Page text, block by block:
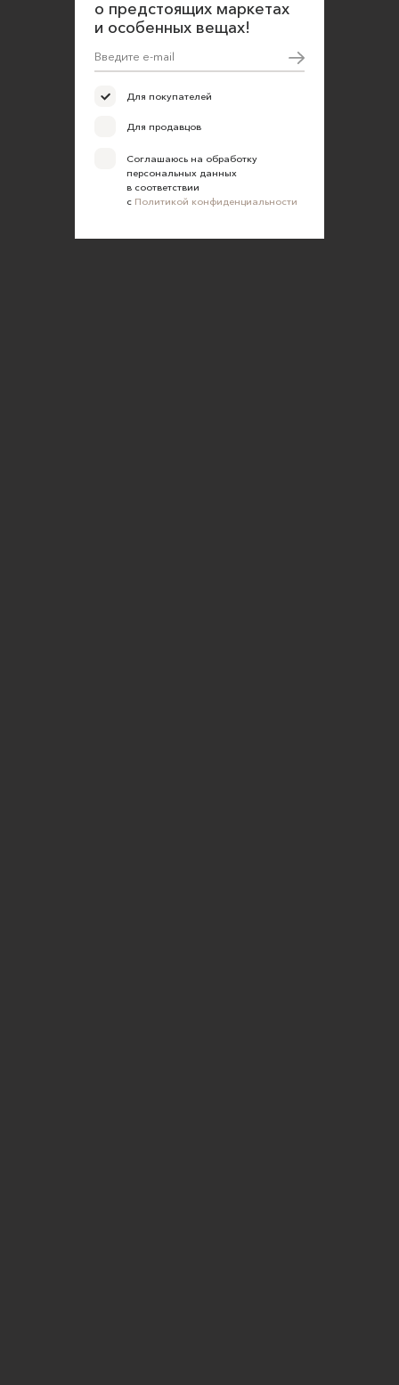
о предстоящих маркетах
и особенных вещах!
Для покупателей
Для продавцов
Соглашаюсь на обработку
персональных данных
в соответствии
с Политикой конфиденциальности